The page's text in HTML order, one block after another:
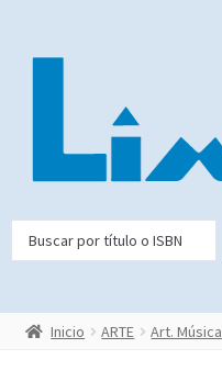
Inicio ARTE Art. Música